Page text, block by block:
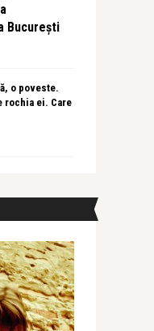
București
o poveste.
rochia ei. Care